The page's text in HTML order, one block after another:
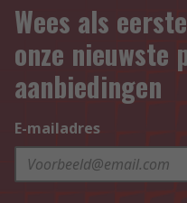
Wees als
onze nieuwste
aanbiedingen
E-mailadres